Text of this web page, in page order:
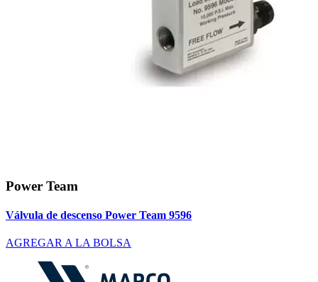
Power Team
Válvula de descenso Power Team 9596
AGREGAR A LA BOLSA